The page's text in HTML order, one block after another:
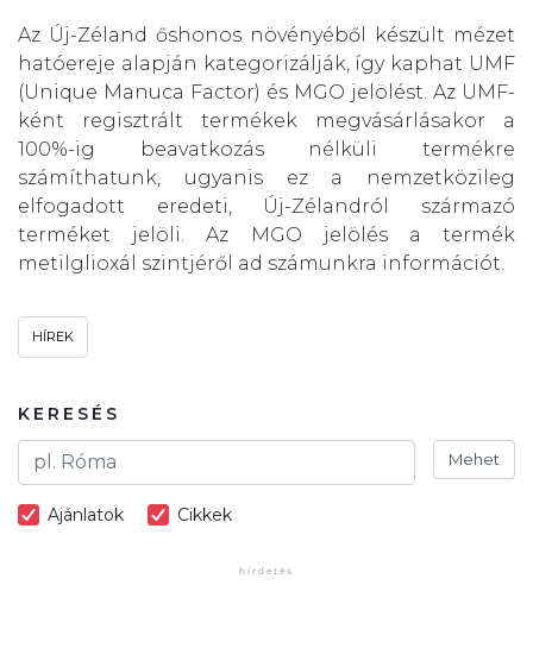
Az Új-Zéland őshonos növényéből készült mézet
hatóereje alapján kategorizálják, így kaphat UMF
(Unique Manuca Factor) és MGO jelölést. Az UMF-
ként regisztrált termékek megvásárlásakor a
100%-ig beavatkozás nélküli termékre
számíthatunk, ugyanis ez a nemzetközileg
elfogadott eredeti, Új-Zélandról származó
terméket jelöli. Az MGO jelölés a termék
metilglioxál szintjéről ad számunkra információt.
HÍREK
KERESÉS
Mehet
Ajánlatok Cikkek